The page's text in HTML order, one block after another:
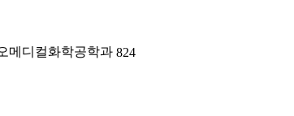
메디컬화학공학과 824